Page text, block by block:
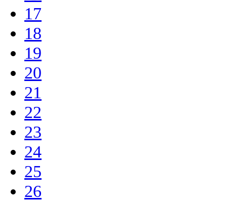
17
18
19
20
21
22
23
24
25
26